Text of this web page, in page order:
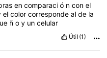
en comparaci ó n con el
elcolorcorrespondealde la
ñoy uncelular
Útil (1)